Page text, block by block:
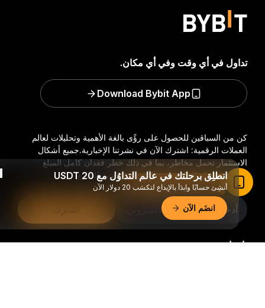
كن من السباقين للحصول على رؤًى بالغة الأهمية وتحليلات لعالم
العملات الرقمية: اشترك الآن في نشرتنا الإخبارية.جميع أشكال
الاستثمار تحمل مخاطر، بما في ذلك خطر فقدان كامل المبلغ
المستثمر. وقد لا تكون هذه الأنشطة مناسبة للجميع.
تابعنا:
تداول في أي وقت وفي أي مكان.
Download Bybit App
انطلِق برحلتك في عالم التداوُل مع 20 USDT
أنشِئ حسابًا وابدَأ بالإيداع لتكسَب 20 دولار الآن
انضَم الآن
اقرأ المقال في تطبيق Bybit